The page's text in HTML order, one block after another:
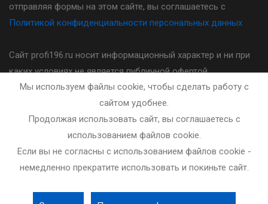
отправляя формы на этом сайте, вы соглашаетесь с
Политикой конфиденциальности персональных данных
Сайт profi196.ru носит информационный характер и ни при
каких условиях не является публичной офертой,
определяемой положениями статьи 437(2) Гражданского
кодекса Российской Федерации. Стоимость, порядок и
другие условия предоставления услуг указанных на сайте
необходимо уточнять у администратора автошколы.
Разработка и сопровождение сайта - bleaksoft.ru
Мы используем файлы cookie, чтобы сделать работу с
сайтом удобнее.
Продолжая использовать сайт, вы соглашаетесь с
использованием файлов cookie.
Если вы не согласны с использованием файлов cookie -
немедленно прекратите использовать и покиньте сайт.